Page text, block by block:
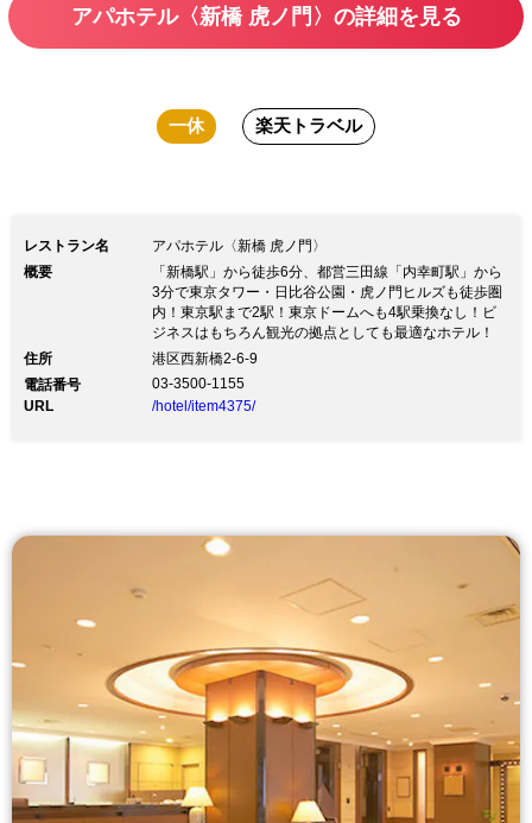
アパホテル〈新橋 虎ノ門〉の詳細を見る
一休 楽天トラベル
レストラン名
アパホテル〈新橋 虎ノ門〉
概要
「新橋駅」から徒歩6分、都営三田線「内幸町駅」から
3分で東京タワー・日比谷公園・虎ノ門ヒルズも徒歩圏
内！東京駅まで2駅！東京ドームへも4駅乗換なし！ビ
ジネスはもちろん観光の拠点としても最適なホテル！
住所
港区西新橋2-6-9
電話番号
03-3500-1155
URL
/hotel/item4375/